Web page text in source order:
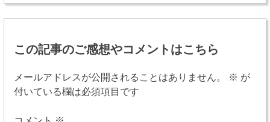
ナ
ビ
ゲ
この記事のご感想やコメントはこちら
メールアドレスが公開されることはありません。 ※ が
付いている欄は必須項目です